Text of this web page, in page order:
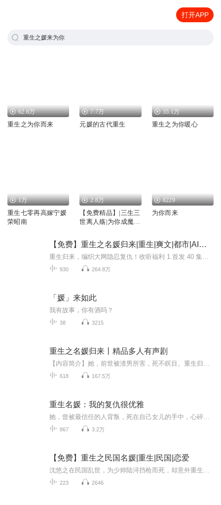
打开APP
重生之媛来为你
62.6万
重生之为你而来
7.7万
元媛的古代重生
35.1万
重生之为你暖心
1万
重生七零再高嫁宁媛
荣昭南
2.8万
【免费精品】|三生三
世离人殇|为你成魔|
8229
为你而来
【免费】重生之名媛归来|重生|爽文|都市|AI多播
930 264.8万
「媛」来如此
我有故事，你有酒吗？
38 3215
重生之名媛归来丨精品多人有声剧
618 167.5万
重生名媛：我的复仇很优雅
867 3.2万
【免费】重生之民国名媛|重生|民国|恋爱
223 2646